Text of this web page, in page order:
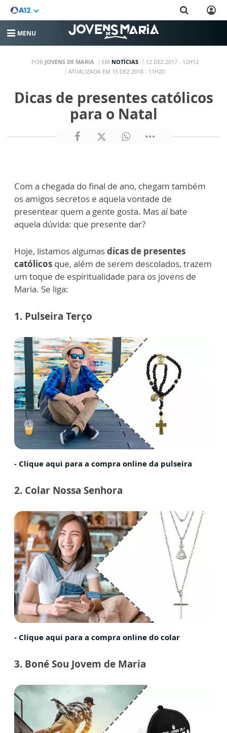
MENU
POR JOVENS DE MARIA EM NOTÍCIAS
12 DEZ 2017 - 12H12
ATUALIZADA EM 15 DEZ 2018 - 11H20
Dicas de presentes católicos
para o Natal
Com a chegada do final de ano, chegam também
os amigos secretos e aquela vontade de
presentear quem a gente gosta. Mas aí bate
aquela dúvida: que presente dar?
Hoje, listamos algumasdicas de presentes
católicos que, além de serem descolados, trazem
um toque de espiritualidade para os jovens de
Maria. Se liga:
1. Pulseira Terço
- Clique aqui para a compra online da pulseira
2. Colar Nossa Senhora
- Clique aqui para a compra online do colar
3. Boné Sou Jovem de Maria